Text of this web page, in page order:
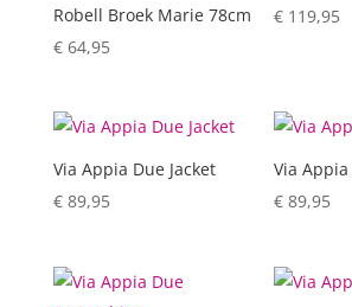
Robell Broek Marie 78cm
€64,95
€ 119,95
Via Appia Due Jacket
€89,95
Via
€ 89,95